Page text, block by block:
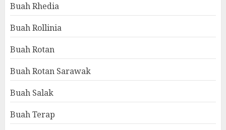
Buah Rhedia
Buah Rollinia
Buah Rotan
Buah Rotan Sarawak
Buah Salak
Buah Terap